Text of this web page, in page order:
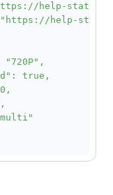
help-static-
help-
"720P",
true,